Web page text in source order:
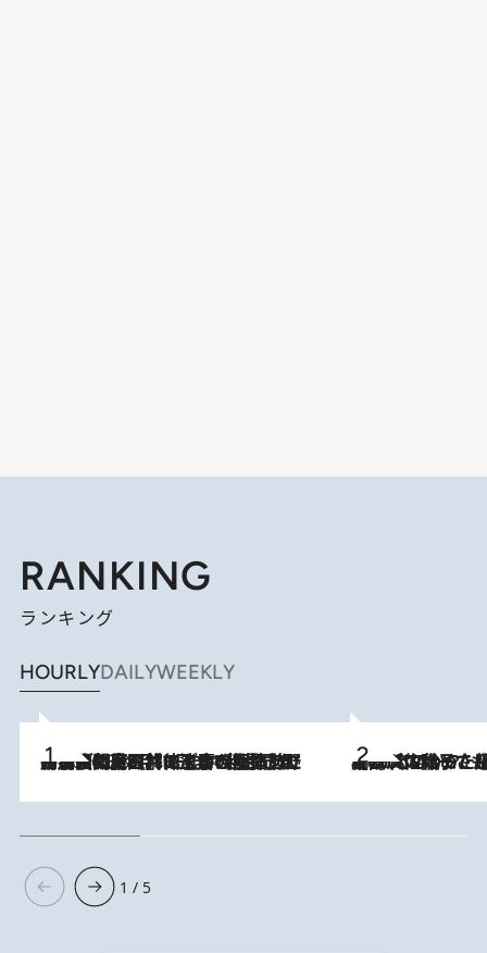
RANKING
ランキング
HOURLYDAILYWEEKLY
2026.8.8
「最後に見られてよかった」上野動物園の東園パンダ舎が解体前に特別公開。8月16日まで延長されたパネル展と共に辿る“半世紀”のパンダ飼育《解体工事の図面あり》 2026.8.5
【阿川佐和子さんの年とる力】なぜ70代で始めた趣味は“こんなに楽しい”のか？ ピアノ、俳句…スランプに陥っても続けられる“ある秘訣”とは
1 / 5